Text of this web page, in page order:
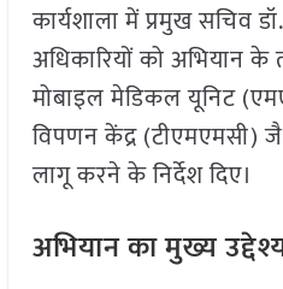
कार्यशाला में प्रमुख सचिव
अधिकारियों को अभियान के
मोबाइल मेडिकल यूनिट
विपणन केंद्र (टीएमएमसी)
लागू करने के निर्देश दिए।
अभियान का मुख्य